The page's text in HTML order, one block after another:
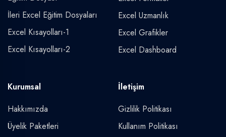
İleri Excel Eğitim Dosyaları
Excel Kısayolları-1
Excel Kısayolları-2
Excel Uzmanlık
Excel Grafikler
Excel Dashboard
Kurumsal
Hakkımızda
Üyelik Paketleri
İletişim
Gizlilik Politikası
Kullanım Politikası